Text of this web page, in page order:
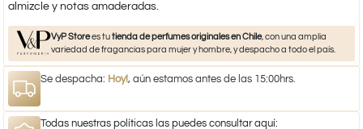
almizcle y notas amaderadas.
VyP Storees tutienda de perfumes originales en Chile, con una amplia
variedad de fragancias para mujer y hombre, y despacho a todo el país.
Se despacha: Hoy!, aún estamos antes de las 15:00hrs.
Todas nuestras políticas las puedes consultar aquí: